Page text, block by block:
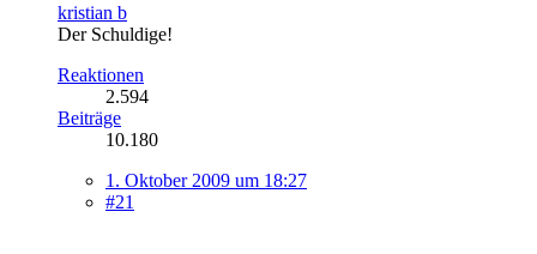
kristian b
Der Schuldige!
Reaktionen
2.594
Beiträge
10.180
1. Oktober 2009 um 18:27
#21